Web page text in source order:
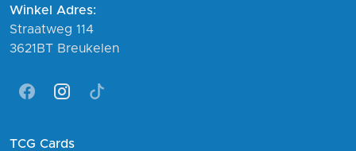
Winkel Adres:
Straatweg 114
3621BT Breukelen
FacebookInstagram
Tiktok
TCG Cards